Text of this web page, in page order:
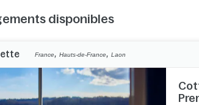
disponibles
France,Hauts-de-France,Laon